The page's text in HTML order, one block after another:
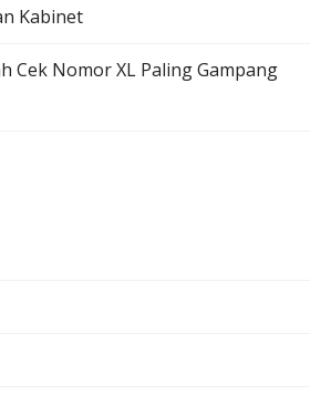
Kabinet
Cek Nomor XL Paling Gampang